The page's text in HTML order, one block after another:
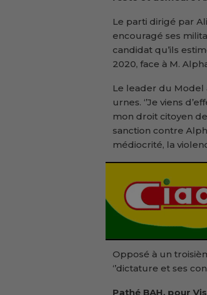
Le parti dirigé par
encouragé ses
candidat qu’ils
2020, face à M. Alpha
Le leader du Model
urnes. ‘’Je viens
mon droit citoyen de
sanction contre
médiocrité, la
Opposé à un
‘’dictature et ses
Pathé BAH, pour